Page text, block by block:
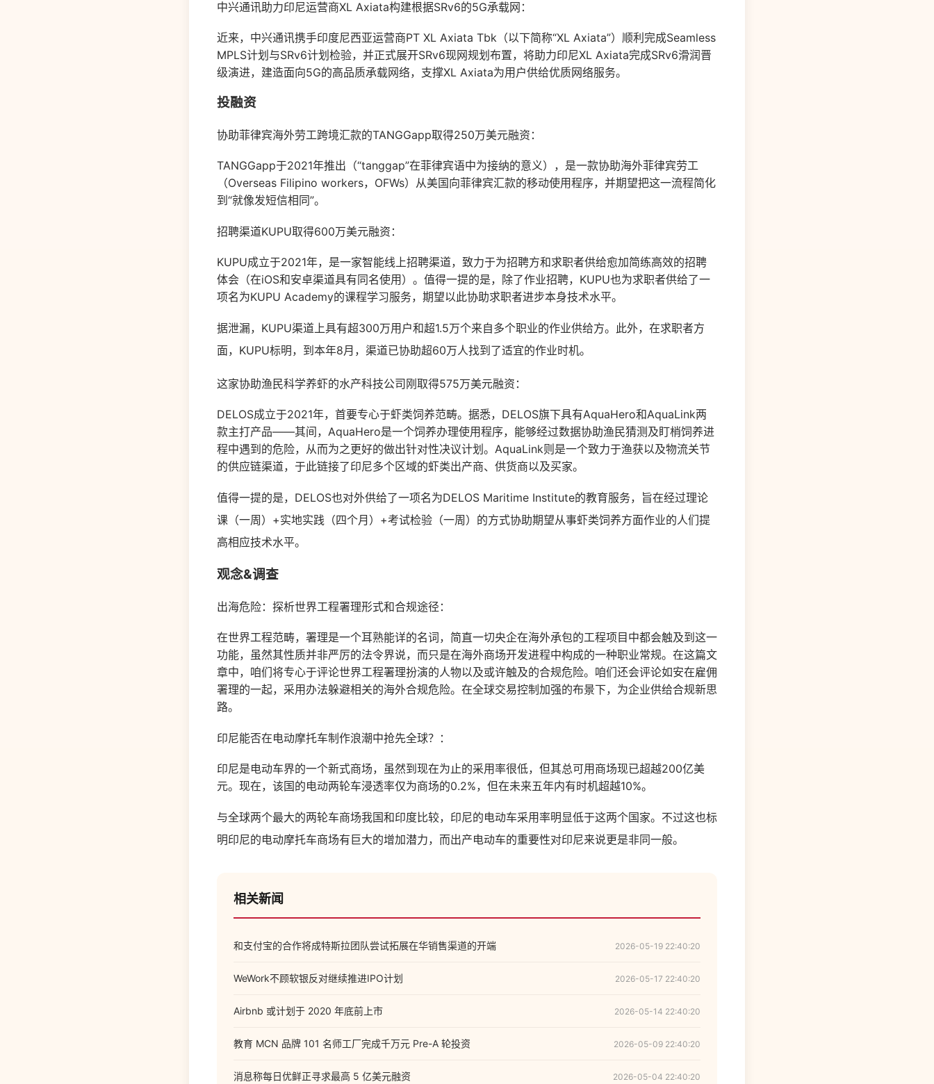
中兴通讯助力印尼运营商XL Axiata构建根据SRv6的5G承载网：
近来，中兴通讯携手印度尼西亚运营商PT XL Axiata Tbk（以下简称“XL Axiata”）顺利完成Seamless
MPLS计划与SRv6计划检验，并正式展开SRv6现网规划布置，将助力印尼XL Axiata完成SRv6滑润晋
级演进，建造面向5G的高品质承载网络，支撑XL Axiata为用户供给优质网络服务。
投融资
协助菲律宾海外劳工跨境汇款的TANGGapp取得250万美元融资：
TANGGapp于2021年推出（“tanggap”在菲律宾语中为接纳的意义），是一款协助海外菲律宾劳工
（Overseas Filipino workers，OFWs）从美国向菲律宾汇款的移动使用程序，并期望把这一流程简化
到“就像发短信相同”。
招聘渠道KUPU取得600万美元融资：
KUPU成立于2021年，是一家智能线上招聘渠道，致力于为招聘方和求职者供给愈加简练高效的招聘
体会（在iOS和安卓渠道具有同名使用）。值得一提的是，除了作业招聘，KUPU也为求职者供给了一
项名为KUPU Academy的课程学习服务，期望以此协助求职者进步本身技术水平。
据泄漏，KUPU渠道上具有超300万用户和超1.5万个来自多个职业的作业供给方。此外，在求职者方
面，KUPU标明，到本年8月，渠道已协助超60万人找到了适宜的作业时机。
这家协助渔民科学养虾的水产科技公司刚取得575万美元融资：
DELOS成立于2021年，首要专心于虾类饲养范畴。据悉，DELOS旗下具有AquaHero和AquaLink两
款主打产品——其间，AquaHero是一个饲养办理使用程序，能够经过数据协助渔民猜测及盯梢饲养进
程中遇到的危险，从而为之更好的做出针对性决议计划。AquaLink则是一个致力于渔获以及物流关节
的供应链渠道，于此链接了印尼多个区域的虾类出产商、供货商以及买家。
值得一提的是，DELOS也对外供给了一项名为DELOS Maritime Institute的教育服务，旨在经过理论
课（一周）+实地实践（四个月）+考试检验（一周）的方式协助期望从事虾类饲养方面作业的人们提
高相应技术水平。
观念&调查
出海危险：探析世界工程署理形式和合规途径：
在世界工程范畴，署理是一个耳熟能详的名词，简直一切央企在海外承包的工程项目中都会触及到这一
功能，虽然其性质并非严厉的法令界说，而只是在海外商场开发进程中构成的一种职业常规。在这篇文
章中，咱们将专心于评论世界工程署理扮演的人物以及或许触及的合规危险。咱们还会评论如安在雇佣
署理的一起，采用办法躲避相关的海外合规危险。在全球交易控制加强的布景下，为企业供给合规新思
路。
印尼能否在电动摩托车制作浪潮中抢先全球？：
印尼是电动车界的一个新式商场，虽然到现在为止的采用率很低，但其总可用商场现已超越200亿美
元。现在，该国的电动两轮车浸透率仅为商场的0.2%，但在未来五年内有时机超越10%。
与全球两个最大的两轮车商场我国和印度比较，印尼的电动车采用率明显低于这两个国家。不过这也标
明印尼的电动摩托车商场有巨大的增加潜力，而出产电动车的重要性对印尼来说更是非同一般。
相关新闻
和支付宝的合作将成特斯拉团队尝试拓展在华销售渠道的开端 2026-05-19 22:40:20
WeWork不顾软银反对继续推进IPO计划 2026-05-17 22:40:20
Airbnb 或计划于 2020 年底前上市 2026-05-14 22:40:20
教育 MCN 品牌 101 名师工厂完成千万元 Pre-A 轮投资 2026-05-09 22:40:20
消息称每日优鲜正寻求最高 5 亿美元融资 2026-05-04 22:40:20